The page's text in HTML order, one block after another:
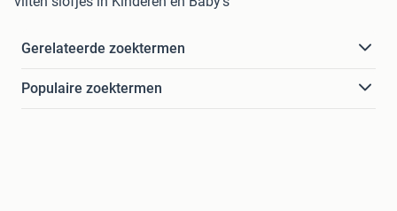
Gerelateerde zoektermen
Populaire zoektermen